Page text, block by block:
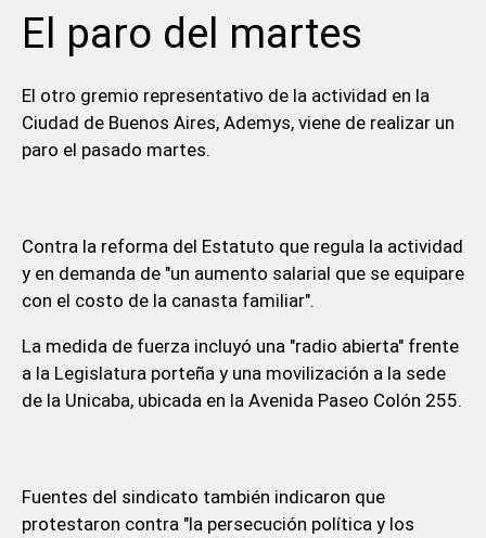
El paro del martes
El otro gremio representativo de la actividad en la
Ciudad de Buenos Aires, Ademys, viene de realizar un
paro el pasado martes.
Contra la reforma del Estatuto que regula la actividad
y en demanda de "un aumento salarial que se equipare
con el costo de la canasta familiar".
La medida de fuerza incluyó una "radio abierta" frente
a la Legislatura porteña y una movilización a la sede
de la Unicaba, ubicada en la Avenida Paseo Colón 255.
Fuentes del sindicato también indicaron que
protestaron contra "la persecución política y los